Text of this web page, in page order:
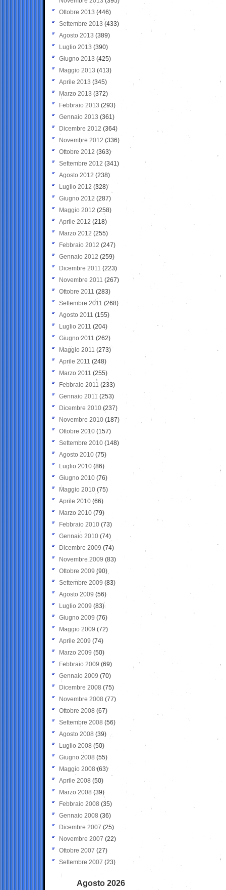
Ottobre 2013 (446)
Settembre 2013 (433)
Agosto 2013 (389)
Luglio 2013 (390)
Giugno 2013 (425)
Maggio 2013 (413)
Aprile 2013 (345)
Marzo 2013 (372)
Febbraio 2013 (293)
Gennaio 2013 (361)
Dicembre 2012 (364)
Novembre 2012 (336)
Ottobre 2012 (363)
Settembre 2012 (341)
Agosto 2012 (238)
Luglio 2012 (328)
Giugno 2012 (287)
Maggio 2012 (258)
Aprile 2012 (218)
Marzo 2012 (255)
Febbraio 2012 (247)
Gennaio 2012 (259)
Dicembre 2011 (223)
Novembre 2011 (267)
Ottobre 2011 (283)
Settembre 2011 (268)
Agosto 2011 (155)
Luglio 2011 (204)
Giugno 2011 (262)
Maggio 2011 (273)
Aprile 2011 (248)
Marzo 2011 (255)
Febbraio 2011 (233)
Gennaio 2011 (253)
Dicembre 2010 (237)
Novembre 2010 (187)
Ottobre 2010 (157)
Settembre 2010 (148)
Agosto 2010 (75)
Luglio 2010 (86)
Giugno 2010 (76)
Maggio 2010 (75)
Aprile 2010 (66)
Marzo 2010 (79)
Febbraio 2010 (73)
Gennaio 2010 (74)
Dicembre 2009 (74)
Novembre 2009 (83)
Ottobre 2009 (90)
Settembre 2009 (83)
Agosto 2009 (56)
Luglio 2009 (83)
Giugno 2009 (76)
Maggio 2009 (72)
Aprile 2009 (74)
Marzo 2009 (50)
Febbraio 2009 (69)
Gennaio 2009 (70)
Dicembre 2008 (75)
Novembre 2008 (77)
Ottobre 2008 (67)
Settembre 2008 (56)
Agosto 2008 (39)
Luglio 2008 (50)
Giugno 2008 (55)
Maggio 2008(63)
Aprile 2008 (50)
Marzo 2008 (39)
Febbraio 2008 (35)
Gennaio 2008 (36)
Dicembre 2007 (25)
Novembre 2007 (22)
Ottobre 2007 (27)
Settembre 2007 (23)
Agosto 2026